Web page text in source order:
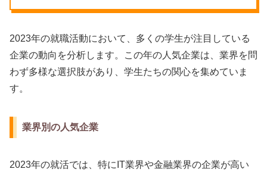
2023年の就職活動において、多くの学生が注目している
企業の動向を分析します。この年の人気企業は、業界を問
わず多様な選択肢があり、学生たちの関心を集めていま
す。
業界別の人気企業
2023年の就活では、特にIT業界や金融業界の企業が高い